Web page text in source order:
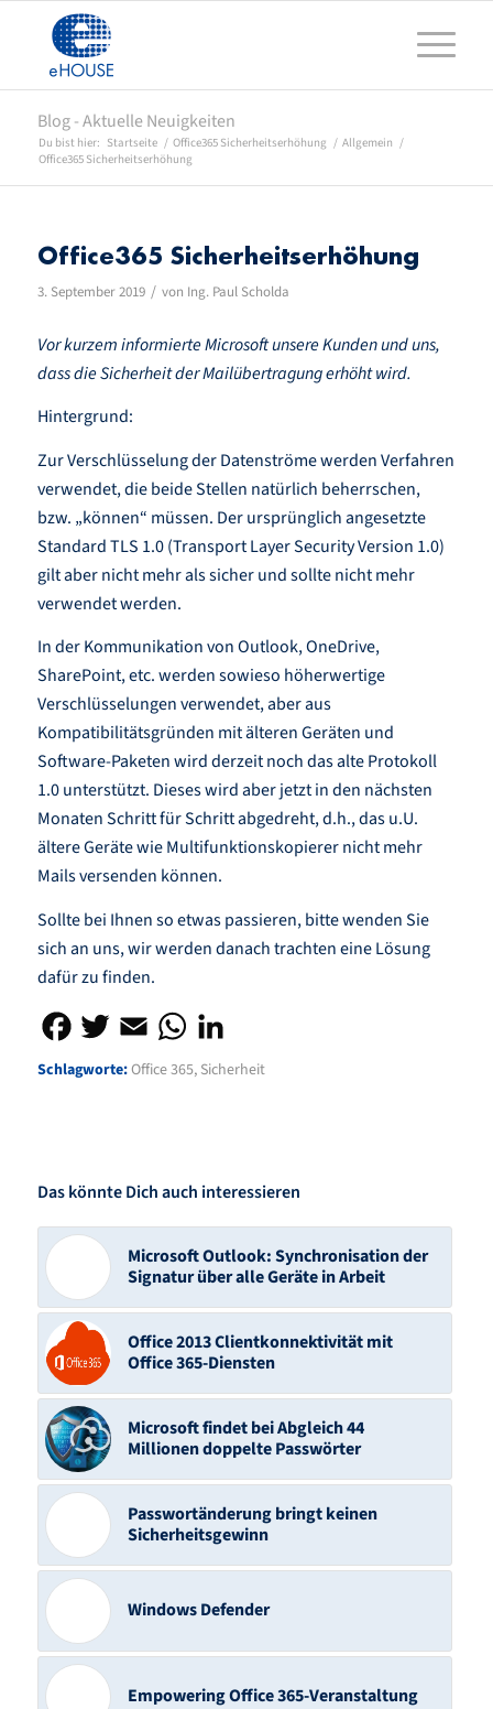
Blog - Aktuelle Neuigkeiten
Du bist hier: Startseite / Office365 Sicherheitserhöhung / Allgemein /
Office365 Sicherheitserhöhung
Office365 Sicherheitserhöhung
3. September 2019 / von Ing. Paul Scholda
Vor kurzem informierte Microsoft unsere Kunden und uns,
dass die Sicherheit der Mailübertragung erhöht wird.
Hintergrund:
Zur Verschlüsselung der Datenströme werden Verfahren
verwendet, die beide Stellen natürlich beherrschen,
bzw. „können“ müssen. Der ursprünglich angesetzte
Standard TLS 1.0 (Transport Layer Security Version 1.0)
gilt aber nicht mehr als sicher und sollte nicht mehr
verwendet werden.
In der Kommunikation von Outlook, OneDrive,
SharePoint, etc. werden sowieso höherwertige
Verschlüsselungen verwendet, aber aus
Kompatibilitätsgründen mit älteren Geräten und
Software-Paketen wird derzeit noch das alte Protokoll
1.0 unterstützt. Dieses wird aber jetzt in den nächsten
Monaten Schritt für Schritt abgedreht, d.h., das u.U.
ältere Geräte wie Multifunktionskopierer nicht mehr
Mails versenden können.
Sollte bei Ihnen so etwas passieren, bitte wenden Sie
sich an uns, wir werden danach trachten eine Lösung
dafür zu finden.
Schlagworte:Office 365,Sicherheit
Das könnte Dich auch interessieren
Microsoft Outlook: Synchronisation der
Signatur über alle Geräte in Arbeit
Office 2013 Clientkonnektivität mit
Office 365-Diensten
Microsoft findet bei Abgleich 44
Millionen doppelte Passwörter
Passwortänderung bringt keinen
Sicherheitsgewinn
Windows Defender
Empowering Office 365-Veranstaltung